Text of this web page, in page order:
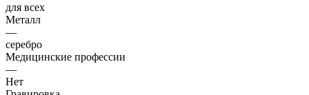
для всех
Металл
—
серебро
Медицинские профессии
—
Нет